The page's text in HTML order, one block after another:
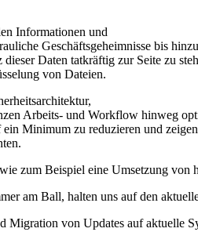
Informationen und
Geschäftsgeheimnisse bis
Daten tatkräftig zur Seite zu
von Dateien.
Arbeits- und Workflow hinweg
Minimum zu reduzieren und
zum Beispiel eine Umsetzung von
am Ball, halten uns auf den
Migration von Updates auf aktuelle